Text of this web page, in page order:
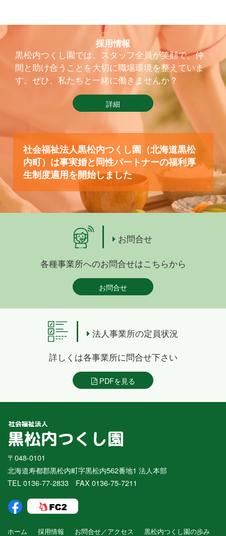
採用情報
黒松内つくし園では、スタッフ全員が笑顔で、仲
間と助け合うことを大切に職場環境を整えていま
す。ぜひ、私たちと一緒に働きませんか？
詳細
社会福祉法人黒松内つくし園（北海道黒松
内町）は事実婚と同性パートナーの福利厚
生制度適用を開始しました
お問合せ
各種事業所へのお問合せはこちらから
お問合せ
法人事業所の定員状況
詳しくは各事業所に問合せ下さい
PDFを見る
〒048-0101
北海道寿都郡黒松内町字黒松内562番地1 法人本部
TEL 0136-77-2833 FAX 0136-75-7211
ホーム 採用情報 お問合せ／アクセス 黒松内つくし園の歩み